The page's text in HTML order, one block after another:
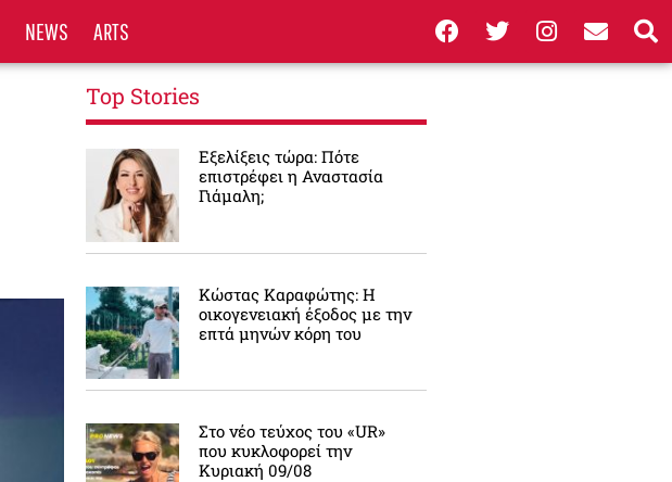
NEWS ARTS
Top Stories
Εξελίξεις τώρα: Πότε
επιστρέφει η Αναστασία
Γιάμαλη;
Κώστας Καραφώτης: Η
οικογενειακή έξοδος με την
επτά μηνών κόρη του
Στο νέο τεύχος του «UR»
που κυκλοφορεί την
Κυριακή 09/08